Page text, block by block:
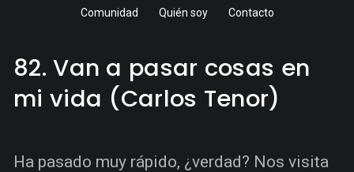
Comunidad Quién soy Contacto
82. Van a pasar cosas en
mi vida (Carlos Tenor)
Ha pasado muy rápido, ¿verdad? Nos visita